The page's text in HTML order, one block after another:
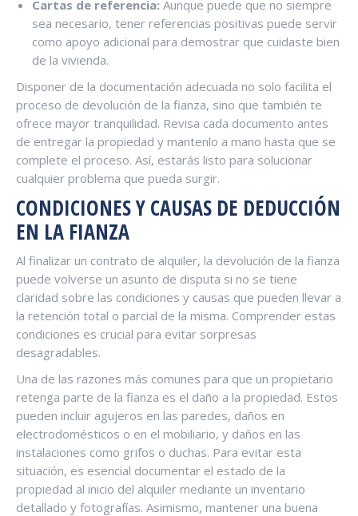
Cartas de referencia: Aunque puede que no siempre
sea necesario, tener referencias positivas puede servir
como apoyo adicional para demostrar que cuidaste bien
de la vivienda.
Disponer de la documentación adecuada no solo facilita el
proceso de devolución de la fianza, sino que también te
ofrece mayor tranquilidad. Revisa cada documento antes
de entregar la propiedad y mantenlo a mano hasta que se
complete el proceso. Así, estarás listo para solucionar
cualquier problema que pueda surgir.
CONDICIONES Y CAUSAS DE DEDUCCIÓN
EN LA FIANZA
Al finalizar un contrato de alquiler, la devolución de la fianza
puede volverse un asunto de disputa si no se tiene
claridad sobre las condiciones y causas que pueden llevar a
la retención total o parcial de la misma. Comprender estas
condiciones es crucial para evitar sorpresas
desagradables.
Una de las razones más comunes para que un propietario
retenga parte de la fianza es el daño a la propiedad. Estos
pueden incluir agujeros en las paredes, daños en
electrodomésticos o en el mobiliario, y daños en las
instalaciones como grifos o duchas. Para evitar esta
situación, es esencial documentar el estado de la
propiedad al inicio del alquiler mediante un inventario
detallado y fotografías. Asimismo, mantener una buena